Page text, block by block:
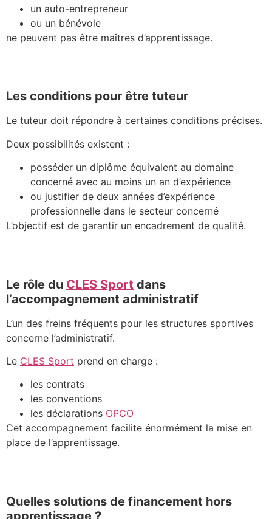
un auto-entrepreneur
ou un bénévole
ne peuvent pas être maîtres d’apprentissage.
Les conditions pour être tuteur
Le tuteur doit répondre à certaines conditions précises.
Deux possibilités existent :
posséder un diplôme équivalent au domaine
concerné avec au moins un an d’expérience
ou justifier de deux années d’expérience
professionnelle dans le secteur concerné
L’objectif est de garantir un encadrement de qualité.
Le rôle du CLES Sport dans
l’accompagnement administratif
L’un des freins fréquents pour les structures sportives
concerne l’administratif.
Le CLES Sport prend en charge :
les contrats
les conventions
les déclarations OPCO
Cet accompagnement facilite énormément la mise en
place de l’apprentissage.
Quelles solutions de financement hors
apprentissage ?